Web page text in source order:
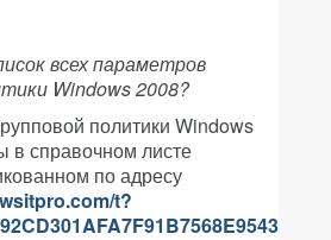
всех параметров
Windows 2008?
политики Windows
в справочном листе
по адресу
t?